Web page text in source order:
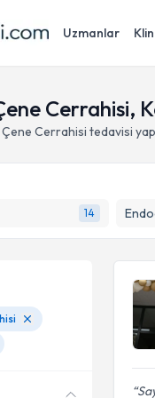
Uzmanlar
Cerrahisi,
Çene Cerrahisi tedavisi
14